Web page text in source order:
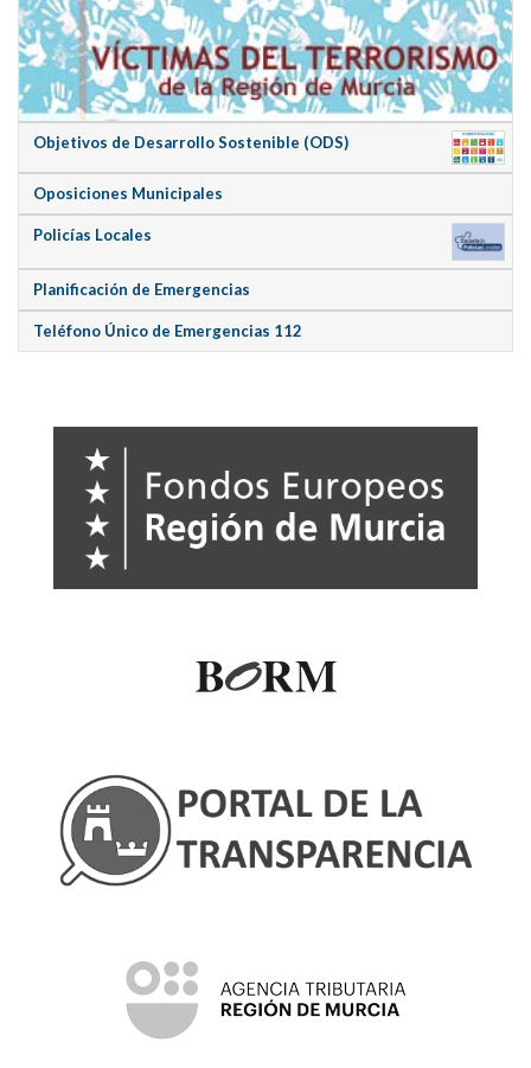
Objetivos de Desarrollo Sostenible (ODS)
Oposiciones Municipales
Policías Locales
Planificación de Emergencias
Teléfono Único de Emergencias 112